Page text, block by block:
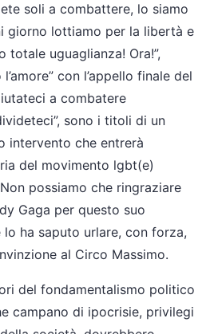
soli a combattere, lo siamo
giorno lottiamo per la libertà e
totale uguaglianza! Ora!”,
con l’appello finale del
a combatere
sono i titoli di un
intervento che entrerà
del movimento lgbt(e)
possiamo che ringraziare
Gaga per questo suo
ha saputo urlare, con forza,
al Circo Massimo.
del fondamentalismo politico
campano di ipocrisie, privilegi